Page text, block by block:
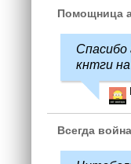
Помощница
Спасибо
кнтги
Всегда